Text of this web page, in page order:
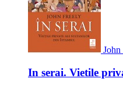
John
In serai. Vietile